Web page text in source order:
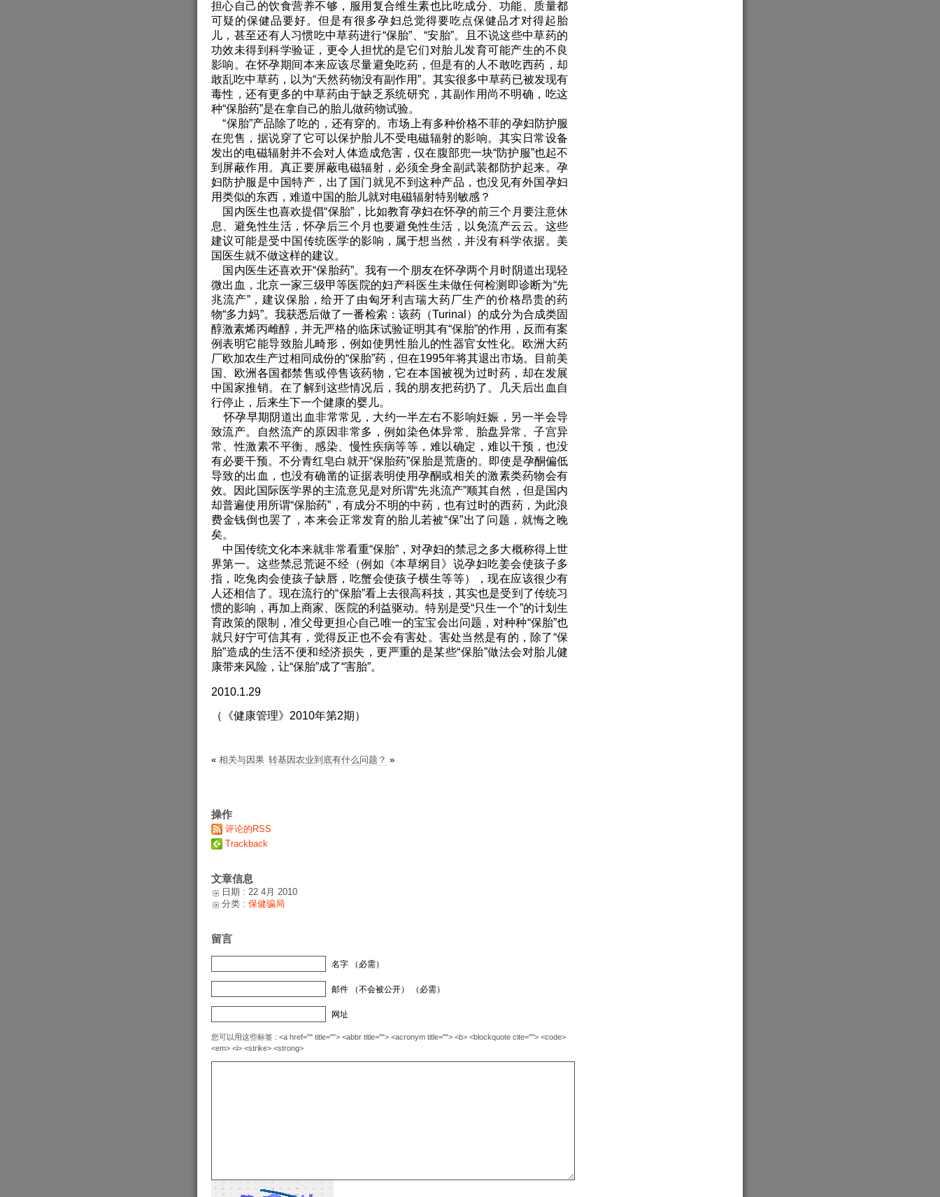
担心自己的饮食营养不够，服用复合维生素也比吃成分、功能、质量都
可疑的保健品要好。但是有很多孕妇总觉得要吃点保健品才对得起胎
儿，甚至还有人习惯吃中草药进行“保胎”、“安胎”。且不说这些中草药的
功效未得到科学验证，更令人担忧的是它们对胎儿发育可能产生的不良
影响。在怀孕期间本来应该尽量避免吃药，但是有的人不敢吃西药，却
敢乱吃中草药，以为“天然药物没有副作用”。其实很多中草药已被发现有
毒性，还有更多的中草药由于缺乏系统研究，其副作用尚不明确，吃这
种“保胎药”是在拿自己的胎儿做药物试验。
“保胎”产品除了吃的，还有穿的。市场上有多种价格不菲的孕妇防护服
在兜售，据说穿了它可以保护胎儿不受电磁辐射的影响。其实日常设备
发出的电磁辐射并不会对人体造成危害，仅在腹部兜一块“防护服”也起不
到屏蔽作用。真正要屏蔽电磁辐射，必须全身全副武装都防护起来。孕
妇防护服是中国特产，出了国门就见不到这种产品，也没见有外国孕妇
用类似的东西，难道中国的胎儿就对电磁辐射特别敏感？
国内医生也喜欢提倡“保胎”，比如教育孕妇在怀孕的前三个月要注意休
息、避免性生活，怀孕后三个月也要避免性生活，以免流产云云。这些
建议可能是受中国传统医学的影响，属于想当然，并没有科学依据。美
国医生就不做这样的建议。
国内医生还喜欢开“保胎药”。我有一个朋友在怀孕两个月时阴道出现轻
微出血，北京一家三级甲等医院的妇产科医生未做任何检测即诊断为“先
兆流产”，建议保胎，给开了由匈牙利吉瑞大药厂生产的价格昂贵的药
物“多力妈”。我获悉后做了一番检索：该药（Turinal）的成分为合成类固
醇激素烯丙雌醇，并无严格的临床试验证明其有“保胎”的作用，反而有案
例表明它能导致胎儿畸形，例如使男性胎儿的性器官女性化。欧洲大药
厂欧加农生产过相同成份的“保胎”药，但在1995年将其退出市场。目前美
国、欧洲各国都禁售或停售该药物，它在本国被视为过时药，却在发展
中国家推销。在了解到这些情况后，我的朋友把药扔了。几天后出血自
行停止，后来生下一个健康的婴儿。
怀孕早期阴道出血非常常见，大约一半左右不影响妊娠，另一半会导
致流产。自然流产的原因非常多，例如染色体异常、胎盘异常、子宫异
常、性激素不平衡、感染、慢性疾病等等，难以确定，难以干预，也没
有必要干预。不分青红皂白就开“保胎药”保胎是荒唐的。即使是孕酮偏低
导致的出血，也没有确凿的证据表明使用孕酮或相关的激素类药物会有
效。因此国际医学界的主流意见是对所谓“先兆流产”顺其自然，但是国内
却普遍使用所谓“保胎药”，有成分不明的中药，也有过时的西药，为此浪
费金钱倒也罢了，本来会正常发育的胎儿若被“保”出了问题，就悔之晚
矣。
中国传统文化本来就非常看重“保胎”，对孕妇的禁忌之多大概称得上世
界第一。这些禁忌荒诞不经（例如《本草纲目》说孕妇吃姜会使孩子多
指，吃兔肉会使孩子缺唇，吃蟹会使孩子横生等等），现在应该很少有
人还相信了。现在流行的“保胎”看上去很高科技，其实也是受到了传统习
惯的影响，再加上商家、医院的利益驱动。特别是受“只生一个”的计划生
育政策的限制，准父母更担心自己唯一的宝宝会出问题，对种种“保胎”也
就只好宁可信其有，觉得反正也不会有害处。害处当然是有的，除了“保
胎”造成的生活不便和经济损失，更严重的是某些“保胎”做法会对胎儿健
康带来风险，让“保胎”成了“害胎”。
2010.1.29
（《健康管理》2010年第2期）
« 相关与因果 转基因农业到底有什么问题？ »
操作
评论的RSS
Trackback
文章信息
日期 : 22 4月 2010
分类 : 保健骗局
留言
名字 （必需）
邮件 （不会被公开） （必需）
网址
您可以用这些标签 : <a href="" title=""> <abbr title=""> <acronym title=""> <b> <blockquote cite=""> <code>
<em> <i> <strike> <strong>